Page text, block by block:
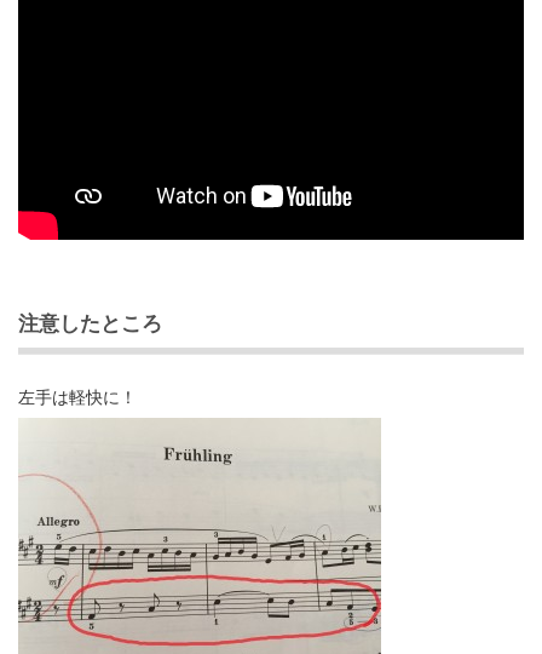
注意したところ
左手は軽快に！